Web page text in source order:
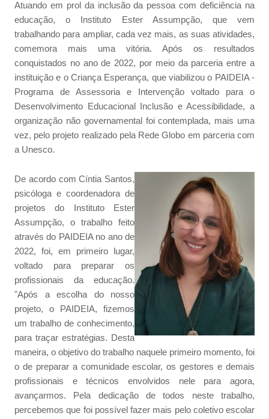
Atuando em prol da inclusão da pessoa com deficiência na
educação, o Instituto Ester Assumpção, que vem
trabalhando para ampliar, cada vez mais, as suas atividades,
comemora mais uma vitória. Após os resultados
conquistados no ano de 2022, por meio da parceria entre a
instituição e o Criança Esperança, que viabilizou o PAIDEIA -
Programa de Assessoria e Intervenção voltado para o
Desenvolvimento Educacional Inclusão e Acessibilidade, a
organização não governamental foi contemplada, mais uma
vez, pelo projeto realizado pela Rede Globo em parceria com
a Unesco.
De acordo com Cíntia Santos,
psicóloga e coordenadora de
projetos do Instituto Ester
Assumpção, o trabalho feito
através do PAIDEIA no ano de
2022, foi, em primeiro lugar,
voltado para preparar os
profissionais da educação.
"Após a escolha do nosso
projeto, o PAIDEIA, fizemos
um trabalho de conhecimento,
para traçar estratégias. Desta
maneira, o objetivo do trabalho naquele primeiro momento, foi
o de preparar a comunidade escolar, os gestores e demais
profissionais e técnicos envolvidos nele para agora,
avançarmos. Pela dedicação de todos neste trabalho,
percebemos que foi possível fazer mais pelo coletivo escolar